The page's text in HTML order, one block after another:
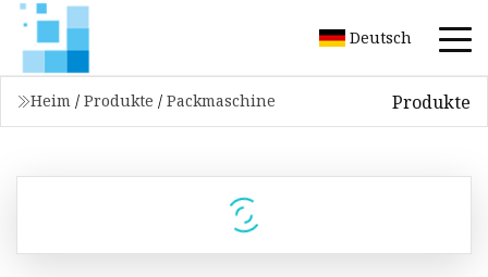
Deutsch
Heim / Produkte / Packmaschine Produkte